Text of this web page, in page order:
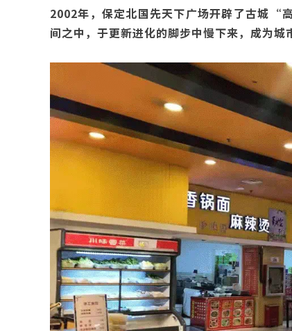
2002年，保定北国先天下广场开辟了古城“
间之中，于更新进化的脚步中慢下来，成为